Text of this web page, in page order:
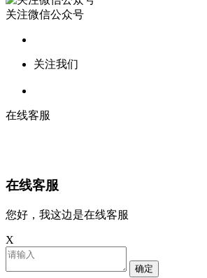
关注微信公众号
关注我们
在线客服
在线客服
您好，我这边是在线客服
X
确定